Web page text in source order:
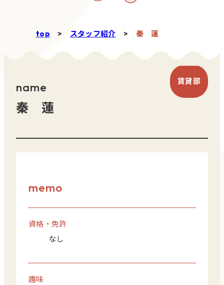
top > スタッフ紹介 > 秦 蓮
name
秦 蓮
賃貸部
memo
資格・免許
なし
趣味